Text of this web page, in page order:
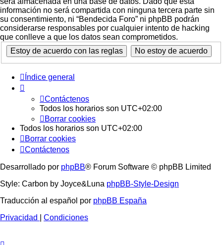
información no será compartida con ninguna tercera parte sin
su consentimiento, ni “Bendecida Foro” ni phpBB podrán
considerarse responsables por cualquier intento de hacking
que conlleve a que los datos sean comprometidos.
Índice general
Contáctenos
Todos los horarios son UTC+02:00
Borrar cookies
Todos los horarios son UTC+02:00
Borrar cookies
Contáctenos
Desarrollado por phpBB® Forum Software © phpBB Limited
Style: Carbon by Joyce&Luna phpBB-Style-Design
Traducción al español por phpBB España
Privacidad
Condiciones